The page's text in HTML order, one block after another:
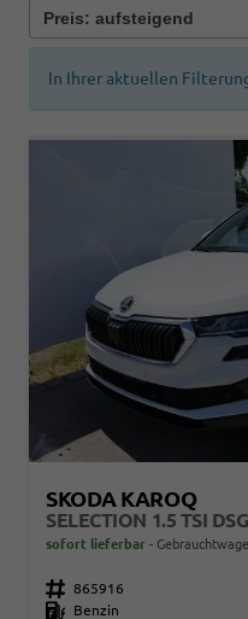
In Ihrer aktuellen
SKODA KAROQ
sofort lieferbar
Fahrzeugnr. 865916
Kraftstoff
Benzin